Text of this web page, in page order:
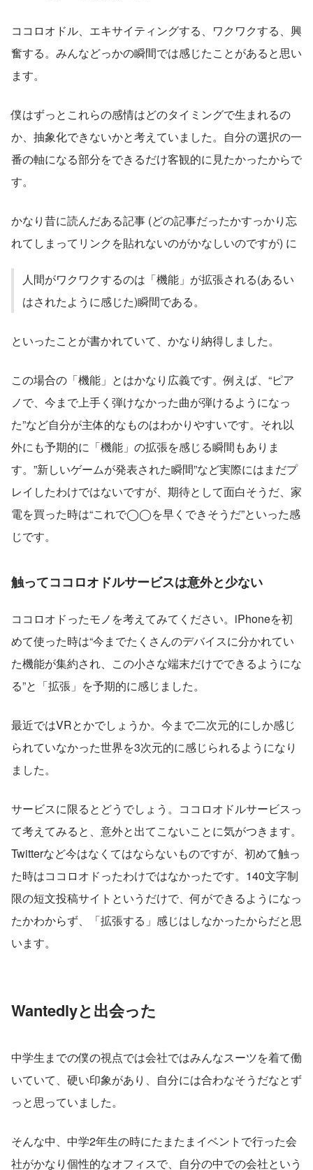
ココロオドル、エキサイティングする、ワクワクする、興
奮する。みんなどっかの瞬間では感じたことがあると思い
ます。
僕はずっとこれらの感情はどのタイミングで生まれるの
か、抽象化できないかと考えていました。自分の選択の一
番の軸になる部分をできるだけ客観的に見たかったからで
す。
かなり昔に読んだある記事 (どの記事だったかすっかり忘
れてしまってリンクを貼れないのがかなしいのですが) に
人間がワクワクするのは「機能」が拡張される(あるい
はされたように感じた)瞬間である。
といったことが書かれていて、かなり納得しました。
この場合の「機能」とはかなり広義です。例えば、“ピア
ノで、今まで上手く弾けなかった曲が弾けるようになっ
た”など自分が主体的なものはわかりやすいです。それ以
外にも予期的に「機能」の拡張を感じる瞬間もありま
す。”新しいゲームが発表された瞬間”など実際にはまだプ
レイしたわけではないですが、期待として面白そうだ、家
電を買った時は“これで◯◯を早くできそうだ”といった感
じです。
触ってココロオドルサービスは意外と少ない
ココロオドったモノを考えてみてください。iPhoneを初
めて使った時は“今までたくさんのデバイスに分かれてい
た機能が集約され、この小さな端末だけでできるようにな
る”と「拡張」を予期的に感じました。
最近ではVRとかでしょうか。今まで二次元的にしか感じ
られていなかった世界を3次元的に感じられるようになり
ました。
サービスに限るとどうでしょう。ココロオドルサービスっ
て考えてみると、意外と出てこないことに気がつきます。
Twitterなど今はなくてはならないものですが、初めて触っ
た時はココロオドったわけではなかったです。140文字制
限の短文投稿サイトというだけで、何ができるようになっ
たかわからず、「拡張する」感じはしなかったからだと思
います。
Wantedlyと出会った
中学生までの僕の視点では会社ではみんなスーツを着て働
いていて、硬い印象があり、自分には合わなそうだなとず
っと思っていました。
そんな中、中学2年生の時にたまたまイベントで行った会
社がかなり個性的なオフィスで、自分の中での会社という